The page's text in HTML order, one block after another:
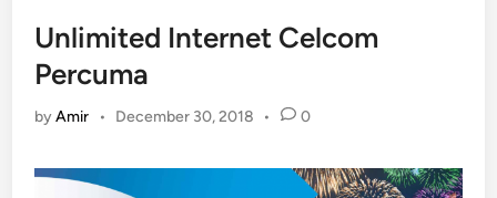
Unlimited Internet Celcom
Percuma
byAmir • December 30, 2018 • 0